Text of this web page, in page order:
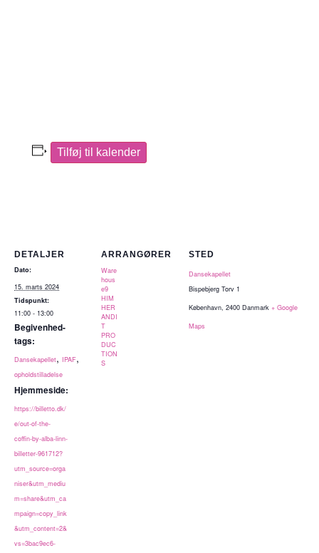
Tilføj til kalender
DETALJER
Dato:
15. marts 2024
Tidspunkt:
11:00 - 13:00
Begivenhed-
tags:
Dansekapellet, IPAF,
opholdstilladelse
Hjemmeside:
https://billetto.dk/
e/out-of-the-
coffin-by-alba-linn-
billetter-961712?
utm_source=orga
niser&utm_mediu
m=share&utm_ca
mpaign=copy_link
&utm_content=2&
vs=3bac9ec6-
ARRANGØRER
Ware
hous
e9
HIM
HER
ANDI
T
PRO
DUC
TION
S
STED
Dansekapellet
Bispebjerg Torv 1
København, 2400 Danmark + Google
Maps